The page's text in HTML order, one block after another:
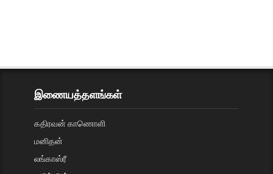
இணையத்தளங்கள்
கதிரவன் காணொளி
மனிதன்
லங்காஸ்ரீ